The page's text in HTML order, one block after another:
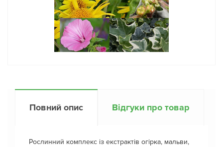
Повний опис Відгуки про товар
Рослинний комплекс із екстрактів огірка, мальви,